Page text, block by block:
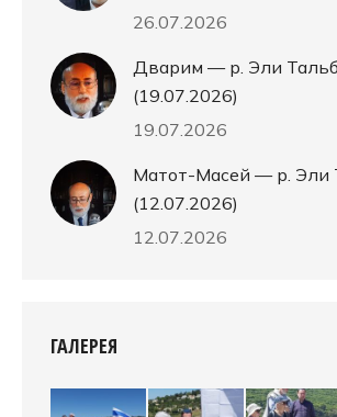
26.07.2026
Дварим — р. Эли
(19.07.2026)
19.07.2026
Матот-Масей — р. Эли
(12.07.2026)
12.07.2026
ГАЛЕРЕЯ